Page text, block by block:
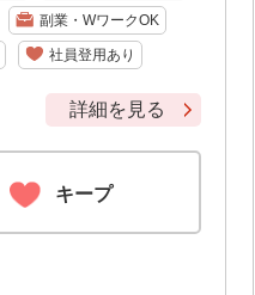
副業・WワークOK
社員登用あり
詳細を見る
キープ